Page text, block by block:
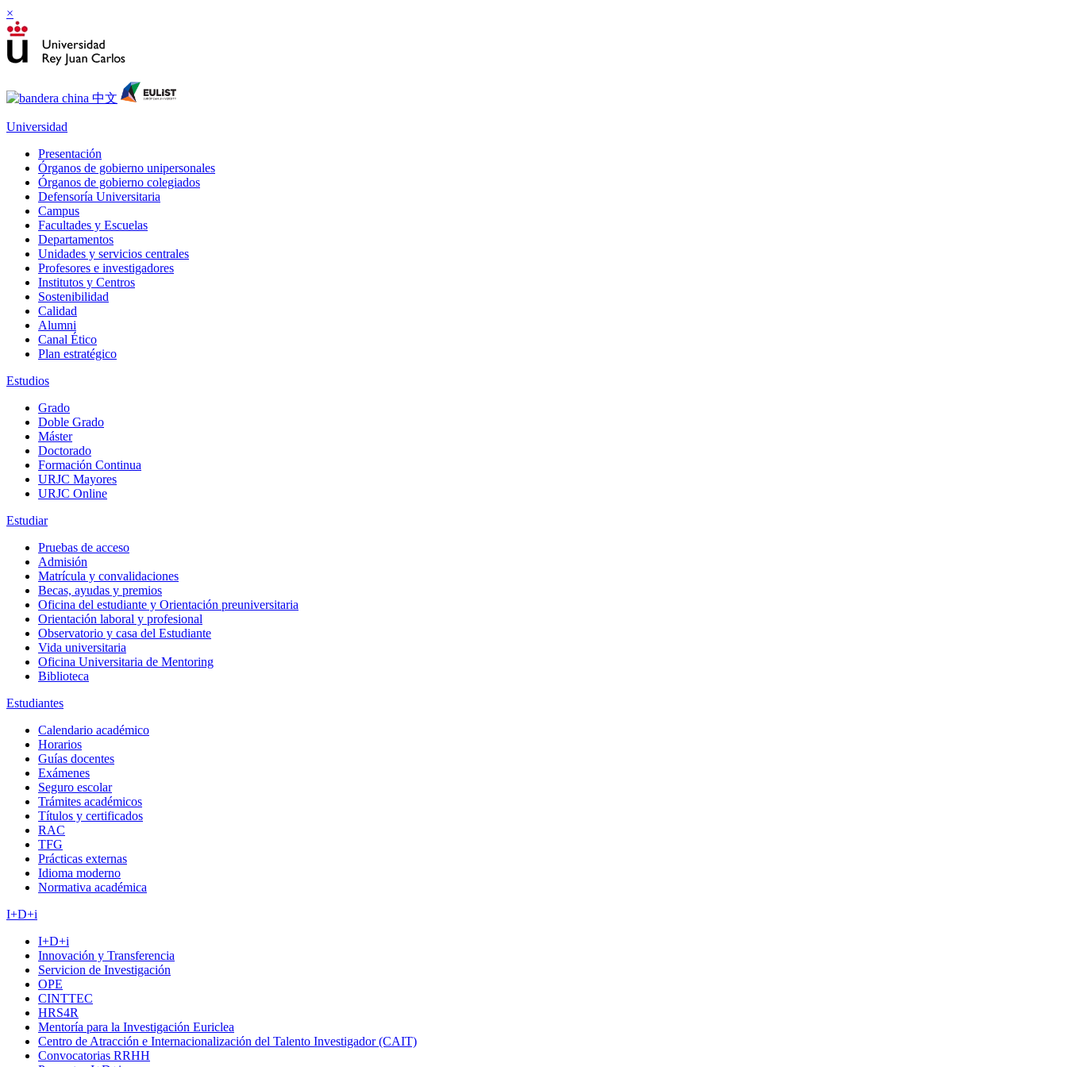
×
Universidad
Presentación
Órganos de gobierno unipersonales
Órganos de gobierno colegiados
Defensoría Universitaria
Campus
Facultades y Escuelas
Departamentos
Unidades y servicios centrales
Profesores e investigadores
Institutos y Centros
Sostenibilidad
Calidad
Alumni
Canal Ético
Plan estratégico
Estudios
Grado
Doble Grado
Máster
Doctorado
Formación Continua
URJC Mayores
URJC Online
Estudiar
Pruebas de acceso
Admisión
Matrícula y convalidaciones
Becas, ayudas y premios
Oficina del estudiante y Orientación preuniversitaria
Orientación laboral y profesional
Observatorio y casa del Estudiante
Vida universitaria
Oficina Universitaria de Mentoring
Biblioteca
Estudiantes
Calendario académico
Horarios
Guías docentes
Exámenes
Seguro escolar
Trámites académicos
Títulos y certificados
RAC
TFG
Prácticas externas
Idioma moderno
Normativa académica
I+D+i
I+D+i
Innovación y Transferencia
Servicion de Investigación
OPE
CINTTEC
HRS4R
Mentoría para la Investigación Euriclea
Centro de Atracción e Internacionalización del Talento Investigador (CAIT)
Convocatorias RRHH